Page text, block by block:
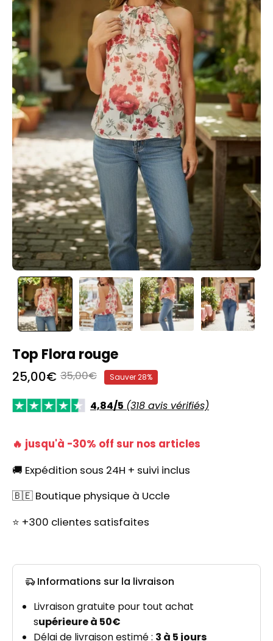
Top Flora rouge
25,00€ 35,00€ Sauver28%
4,84/5 (318 avis vérifiés)
🔥 jusqu'à -30% off sur nos articles
🚚 Expédition sous 24H + suivi inclus
🇧🇪 Boutique physique à Uccle
⭐ +300 clientes satisfaites
Informations sur la livraison